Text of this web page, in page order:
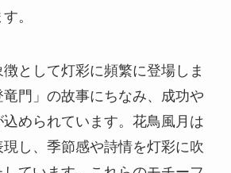
。
として灯彩に頻繁に登場しま
門」の故事にちなみ、成功や
められています。花鳥風月は
し、季節感や詩情を灯彩に吹